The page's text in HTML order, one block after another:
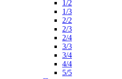
1/2
1/3
2/2
2/3
2/4
3/3
3/4
4/4
5/5